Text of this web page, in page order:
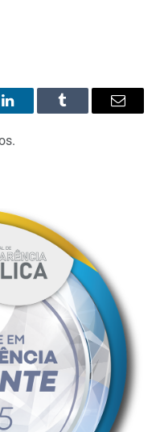
O
LinkedIn
Tumblr
E-